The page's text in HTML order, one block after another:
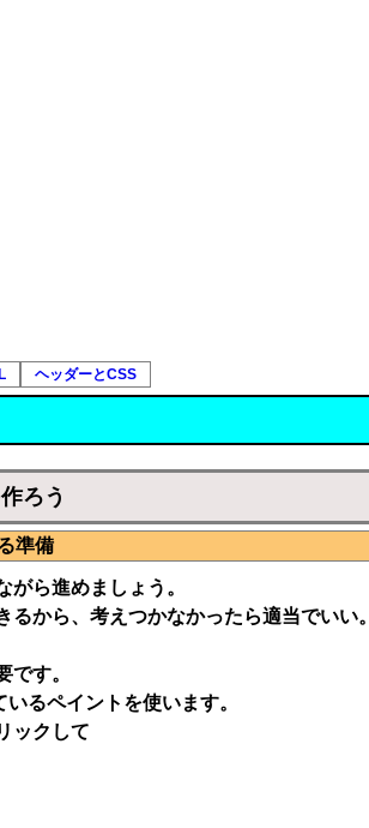
ヘッダーとCSS
ろう
準備
がら進めましょう。
から、考えつかなかったら適当でいい。
です。
るペイントを使います。
ックして